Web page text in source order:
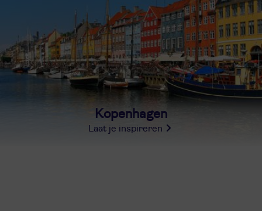
Kopenhagen
Laat je inspireren